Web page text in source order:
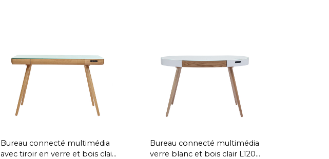
Bureau connecté multimédia
avec tiroir en verre et bois clair
Bureau connecté multimédia
verre blanc et bois clair L120